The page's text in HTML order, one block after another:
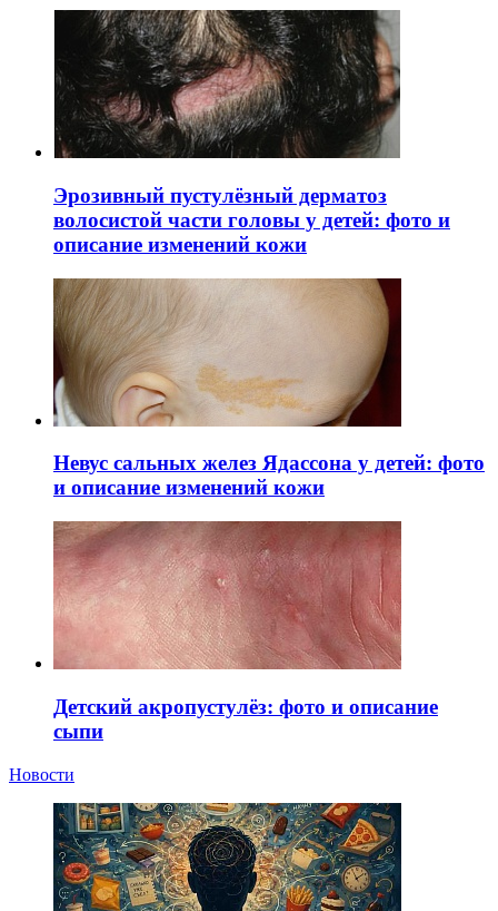
Эрозивный пустулёзный дерматоз
волосистой части головы у детей: фото и
описание изменений кожи
Невус сальных желез Ядассона у детей: фото
и описание изменений кожи
Детский акропустулёз: фото и описание
сыпи
Новости